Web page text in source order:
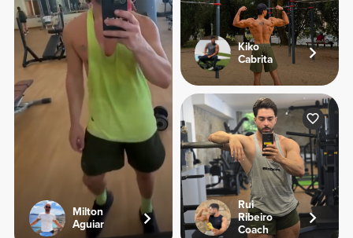
Milton
Aguiar
Kiko
Cabrita
Rui
Ribeiro
Coach